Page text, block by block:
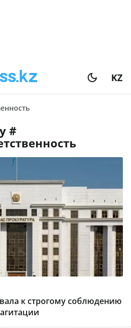
KZ
#
к строгому соблюдению